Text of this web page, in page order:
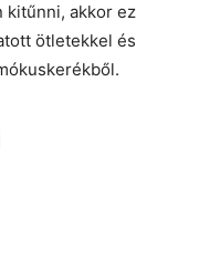
kitűnni, akkor ez
ötletekkel és